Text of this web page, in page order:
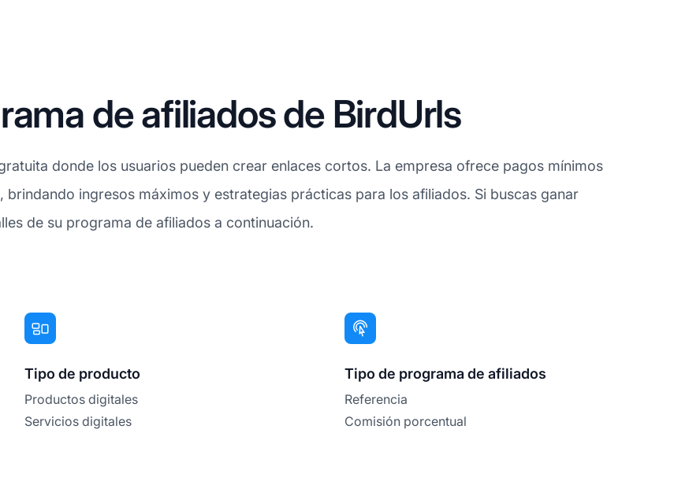
de afiliados de BirdUrls
donde los usuarios pueden crear enlaces cortos. La empresa ofrece pagos mínimos
ingresos máximos y estrategias prácticas para los afiliados. Si buscas ganar
de su programa de afiliados a continuación.
Tipo de producto
Productos digitales
Servicios digitales
Tipo de programa de afiliados
Referencia
Comisión porcentual